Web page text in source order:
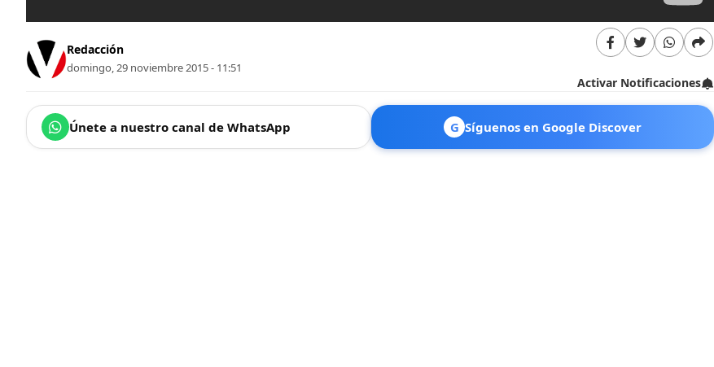
Redacción
domingo, 29 noviembre 2015 - 11:51
Activar Notificaciones
Únete a nuestro canal de WhatsApp G Síguenos en Google Discover